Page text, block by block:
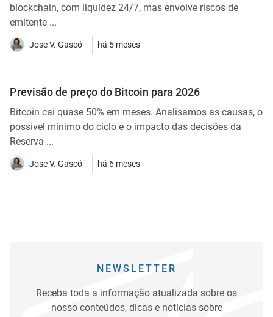
blockchain, com liquidez 24/7, mas envolve riscos de
emitente ...
Jose V. Gascó há 5 meses
Previsão de preço do Bitcoin para 2026
Bitcoin cai quase 50% em meses. Analisamos as causas, o
possível mínimo do ciclo e o impacto das decisões da
Reserva ...
Jose V. Gascó há 6 meses
NEWSLETTER
Receba toda a informação atualizada sobre os
nosso conteúdos, dicas e notícias sobre